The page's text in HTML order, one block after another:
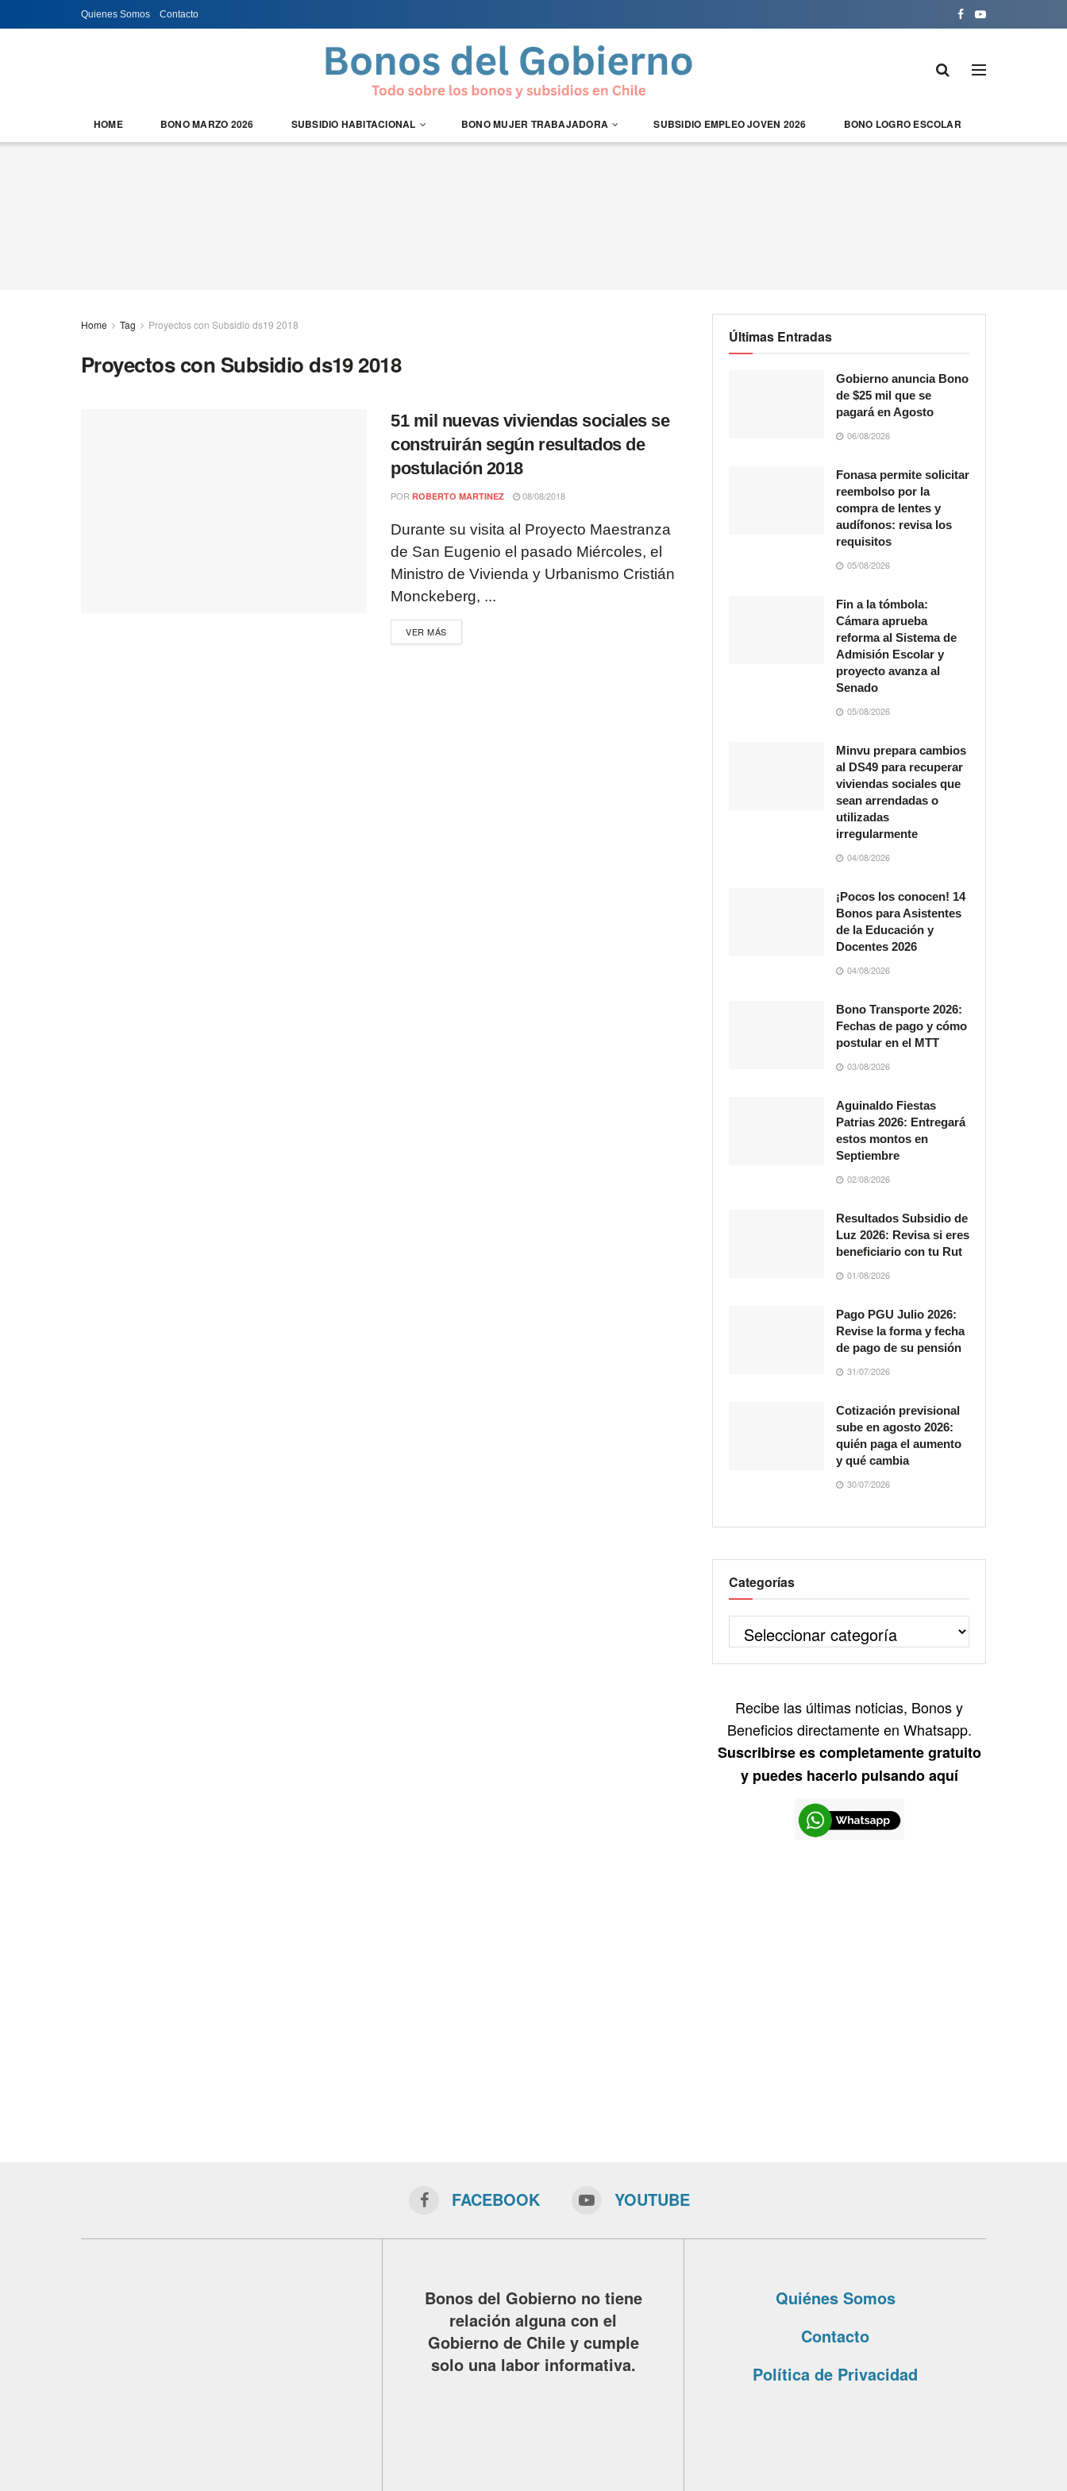
Quienes Somos Contacto
HOME BONO MARZO 2026 SUBSIDIO HABITACIONAL BONO MUJER TRABAJADORA SUBSIDIO EMPLEO JOVEN 2026 BONO LOGRO ESCOLAR
Home Tag Proyectos con Subsidio ds19 2018
Proyectos con Subsidio ds19 2018
51 mil nuevas viviendas sociales se
construirán según resultados de
postulación 2018
POR ROBERTO MARTINEZ 08/08/2018
Durante su visita al Proyecto Maestranza
de San Eugenio el pasado Miércoles, el
Ministro de Vivienda y Urbanismo Cristián
Monckeberg, ...
VER MÁS
Últimas Entradas
Gobierno anuncia Bono
de $25 mil que se
pagará en Agosto
06/08/2026
Fonasa permite solicitar
reembolso por la
compra de lentes y
audífonos: revisa los
requisitos
05/08/2026
Fin a la tómbola:
Cámara aprueba
reforma al Sistema de
Admisión Escolar y
proyecto avanza al
Senado
05/08/2026
Minvu prepara cambios
al DS49 para recuperar
viviendas sociales que
sean arrendadas o
utilizadas
irregularmente
04/08/2026
¡Pocos los conocen! 14
Bonos para Asistentes
de la Educación y
Docentes 2026
04/08/2026
Bono Transporte 2026:
Fechas de pago y cómo
postular en el MTT
03/08/2026
Aguinaldo Fiestas
Patrias 2026: Entregará
estos montos en
Septiembre
02/08/2026
Resultados Subsidio de
Luz 2026: Revisa si eres
beneficiario con tu Rut
01/08/2026
Pago PGU Julio 2026:
Revise la forma y fecha
de pago de su pensión
31/07/2026
Cotización previsional
sube en agosto 2026:
quién paga el aumento
y qué cambia
30/07/2026
Categorías
Recibe las últimas noticias, Bonos y
Beneficios directamente en Whatsapp.
Suscribirse es completamente gratuito
y puedes hacerlo pulsando aquí
FACEBOOK YOUTUBE
Bonos del Gobierno no tiene
relación alguna con el
Gobierno de Chile y cumple
solo una labor informativa.
Quiénes Somos
Contacto
Política de Privacidad